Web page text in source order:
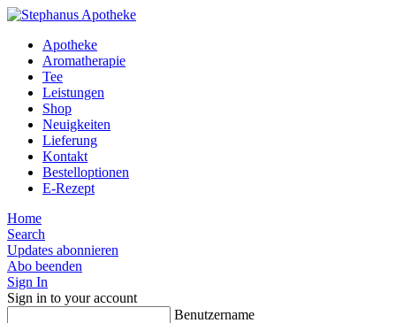
Apotheke
Aromatherapie
Tee
Leistungen
Shop
Neuigkeiten
Lieferung
Kontakt
Bestelloptionen
E-Rezept
Home
Search
Updates abonnieren
Abo beenden
Sign In
Sign in to your account
Benutzername